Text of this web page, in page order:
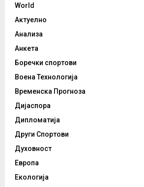
World
Актуелно
Анализа
Анкета
Боречки спортови
Воена Технологија
Временска Прогноза
Дијаспора
Дипломатија
Други Спортови
Духовност
Европа
Екологија